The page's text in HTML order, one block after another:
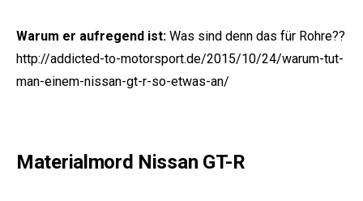
Warum er aufregend ist: Was sind denn das für Rohre??
http://addicted-to-motorsport.de/2015/10/24/warum-tut-
man-einem-nissan-gt-r-so-etwas-an/
Materialmord Nissan GT-R